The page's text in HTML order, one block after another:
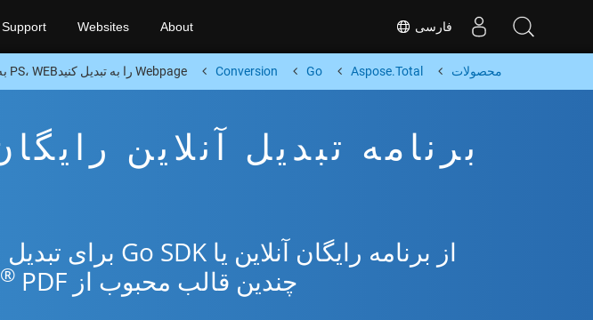
فارسی Support Websites About
محصولات Aspose.Total
Go
Conversion Webpage را به تبدیل کنیدPS، WEB به PS مبدل رایگان یا GO SDK
چندین قالب محبوب از Microsoft
® PDF استفاده کنید.